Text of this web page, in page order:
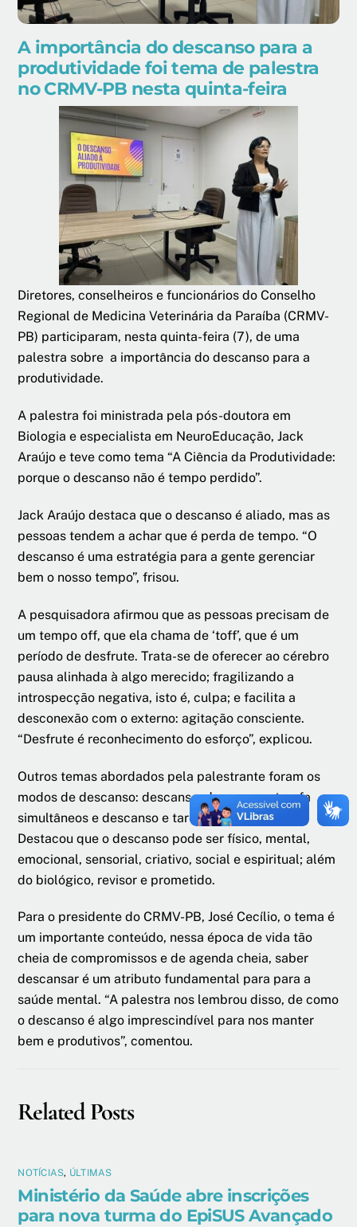
A importância do descanso para a
produtividade foi tema de palestra
no CRMV-PB nesta quinta-feira
Diretores, conselheiros e funcionários do Conselho
Regional de Medicina Veterinária da Paraíba (CRMV-
PB) participaram, nesta quinta-feira (7), de uma
palestra sobre a importância do descanso para a
produtividade.
A palestra foi ministrada pela pós-doutora em
Biologia e especialista em NeuroEducação, Jack
Araújo e teve como tema “A Ciência da Produtividade:
porque o descanso não é tempo perdido”.
Jack Araújo destaca que o descanso é aliado, mas as
pessoas tendem a achar que é perda de tempo. “O
descanso é uma estratégia para a gente gerenciar
bem o nosso tempo”, frisou.
A pesquisadora afirmou que as pessoas precisam de
um tempo off, que ela chama de ‘toff’, que é um
período de desfrute. Trata-se de oferecer ao cérebro
pausa alinhada à algo merecido; fragilizando a
introspecção negativa, isto é, culpa; e facilita a
desconexão com o externo: agitação consciente.
“Desfrute é reconhecimento do esforço”, explicou.
Outros temas abordados pela palestrante foram os
modos de descanso: descanso, descanso e tarefa
simultâneos e descanso e tarefa intercalados.
Destacou que o descanso pode ser físico, mental,
emocional, sensorial, criativo, social e espiritual; além
do biológico, revisor e prometido.
Para o presidente do CRMV-PB, José Cecílio, o tema é
um importante conteúdo, nessa época de vida tão
cheia de compromissos e de agenda cheia, saber
descansar é um atributo fundamental para para a
saúde mental. “A palestra nos lembrou disso, de como
o descanso é algo imprescindível para nos manter
bem e produtivos”, comentou.
Related Posts
NOTÍCIAS, ÚLTIMAS
Ministério da Saúde abre inscrições
para nova turma do EpiSUS Avançado